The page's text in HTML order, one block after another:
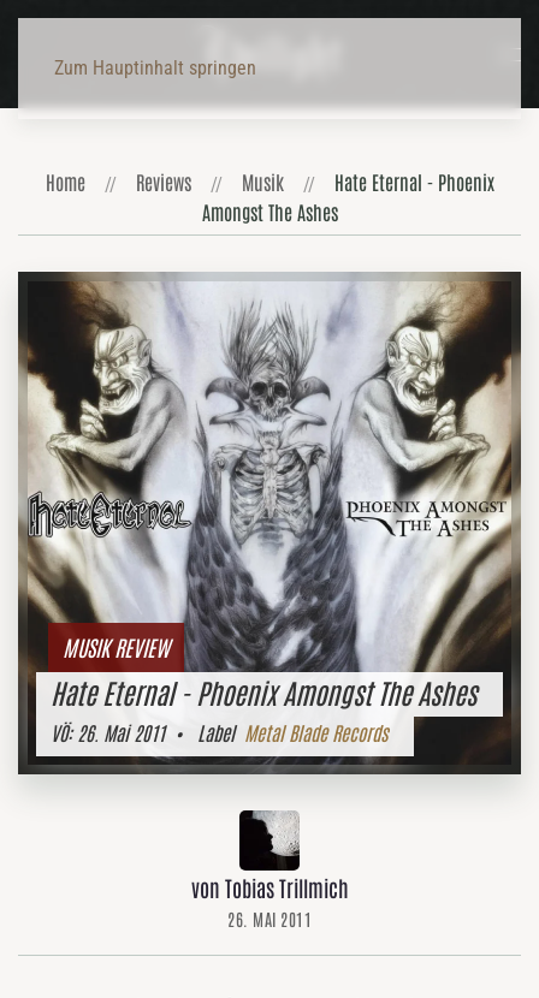
Zum Hauptinhalt springen
Home Reviews Musik
Hate Eternal - Phoenix
Amongst The Ashes
MUSIK REVIEW
Hate Eternal - Phoenix Amongst The Ashes
VÖ:26. Mai 2011• Label Metal Blade Records
von Tobias Trillmich
26. MAI 2011